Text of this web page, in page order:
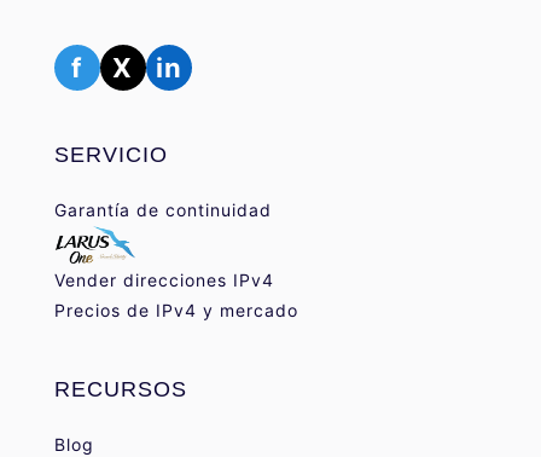
f X in
SERVICIO
Garantía de continuidad
Vender direcciones IPv4
Precios de IPv4 y mercado
RECURSOS
Blog